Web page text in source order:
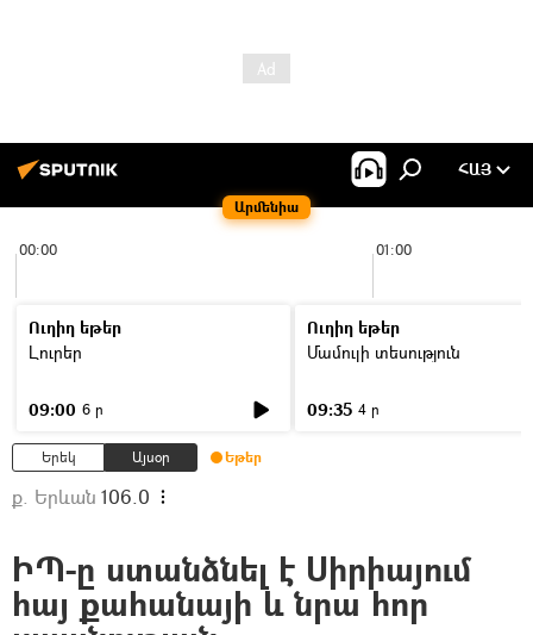
Արմենիա
ՀԱՅ
00:00 01:00
Ուղիղ եթեր
Լուրեր
09:00 6 ր
Ուղիղ եթեր
Մամուլի տեսություն
09:35 4 ր
Երեկ Այսօր Եթեր
ք. Երևան 106.0
ԻՊ-ը ստանձնել է Սիրիայում
հայ քահանայի և նրա հոր